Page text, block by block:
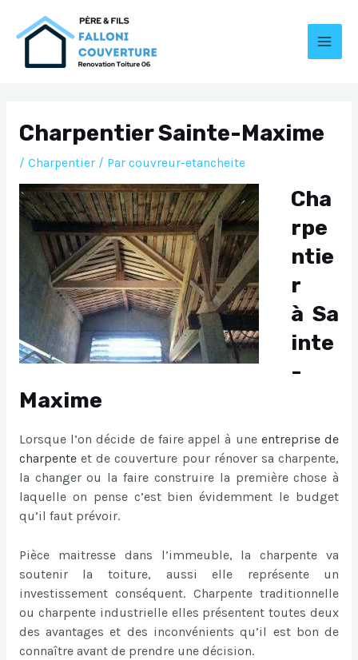
Charpentier Sainte-Maxime
/ Charpentier/ Par couvreur-etancheite
Cha
rpe
ntie
r
à Sa
inte
-
Maxime
Lorsque l’on décide de faire appel à une entreprise de
charpenteet de couverture pour rénover sa charpente,
la changer ou la faire construire la première chose à
laquelle on pense c’est bien évidemment le budget
qu’il faut prévoir.
Pièce maitresse dans l’immeuble, la charpente va
soutenir la toiture, aussi elle représente un
investissement conséquent. Charpente traditionnelle
ou charpente industrielle elles présentent toutes deux
des avantages et des inconvénients qu’il est bon de
connaître avant de prendre une décision.